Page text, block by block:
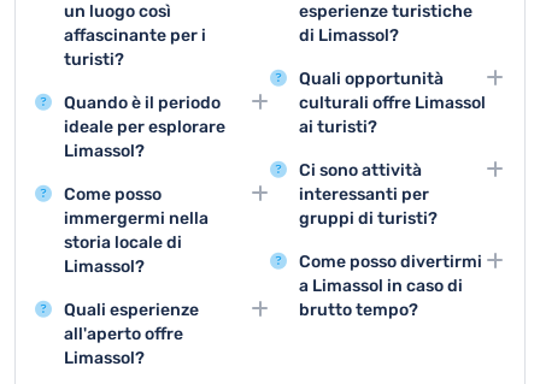
un luogo così
affascinante per i
turisti?
Limassol offre un mix
incredibile di attrazioni
storiche come il Castello
naturali come le
splendide spiagge,
rendendo la città un
destinazione turistica
Quando è il periodo
ideale per esplorare
Limassol?
La primavera e
l'autunno sono le
stagioni migliori per
visitare Limassol, con
minore affollamento
rispetto all'estate.
Come posso
immergermi nella
storia locale di
Limassol?
Visitare il Museo di
Limassol e il Castello
medievale sono modi
Quali esperienze
all'aperto offre
Limassol?
esperienze turistiche
di Limassol?
Le principali attrazioni
includono la visita al
Castello medievale,
locali e la passeggiata
lungo la vivace marina
cittadina.
Quali opportunità
culturali offre Limassol
ai turisti?
Limassol vanta
numerosi musei, gallerie
d'arte, festival musicali
e teatrali che offrono
un'immersione profonda
nella cultura cipriota.
Ci sono attività
interessanti per
gruppi di turisti?
Tour enogastronomici,
escursioni nei vigneti e
visite guidate al centro
storico sono perfette
Come posso divertirmi
a Limassol in caso di
brutto tempo?